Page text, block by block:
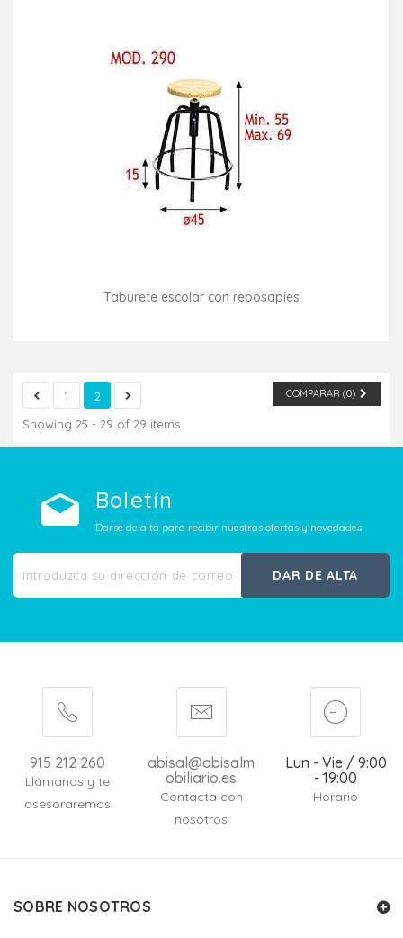
Taburete escolar con reposapíes
COMPARAR (0)
1
2
Showing 25 - 29 of 29 items
Boletín
Darse de alta para recibir nuestras ofertas y novedades
DAR DE ALTA
915 212 260
Llámanos y te
asesoraremos
abisal@abisalm
obiliario.es
Contacta con
nosotros
Lun - Vie / 9:00
- 19:00
Horario
SOBRE NOSOTROS